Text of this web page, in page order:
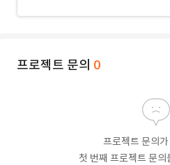
프로젝트 문의 0
프로젝트 문의
첫 번째 프로젝트 문의